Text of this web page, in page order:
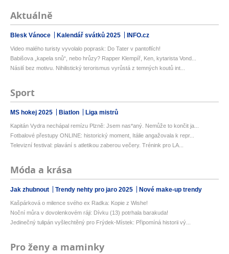
Aktuálně
Blesk Vánoce Kalendář svátků 2025 INFO.cz
Video malého turisty vyvolalo poprask: Do Tater v pantoflích!
Babišova „kapela snů“, nebo hrůzy? Rapper Klempíř, Ken, kytarista Vond...
Násilí bez motivu. Nihilistický terorismus vyrůstá z temných koutů int...
Sport
MS hokej 2025 Biatlon Liga mistrů
Kapitán Vydra nechápal remízu Plzně: Jsem nas*aný. Nemůže to končit ja...
Fotbalové přestupy ONLINE: historický moment, Itálie angažovala k repr...
Televizní festival: plavání s atletikou zaberou večery. Trénink pro LA...
Móda a krása
Jak zhubnout Trendy nehty pro jaro 2025 Nové make-up trendy
Kašpárková o milence svého ex Radka: Kopie z Wishe!
Noční můra v dovolenkovém ráji: Dívku (13) potrhala barakuda!
Jedinečný tulipán vyšlechtěný pro Frýdek-Místek: Připomíná historii vý...
Pro ženy a maminky